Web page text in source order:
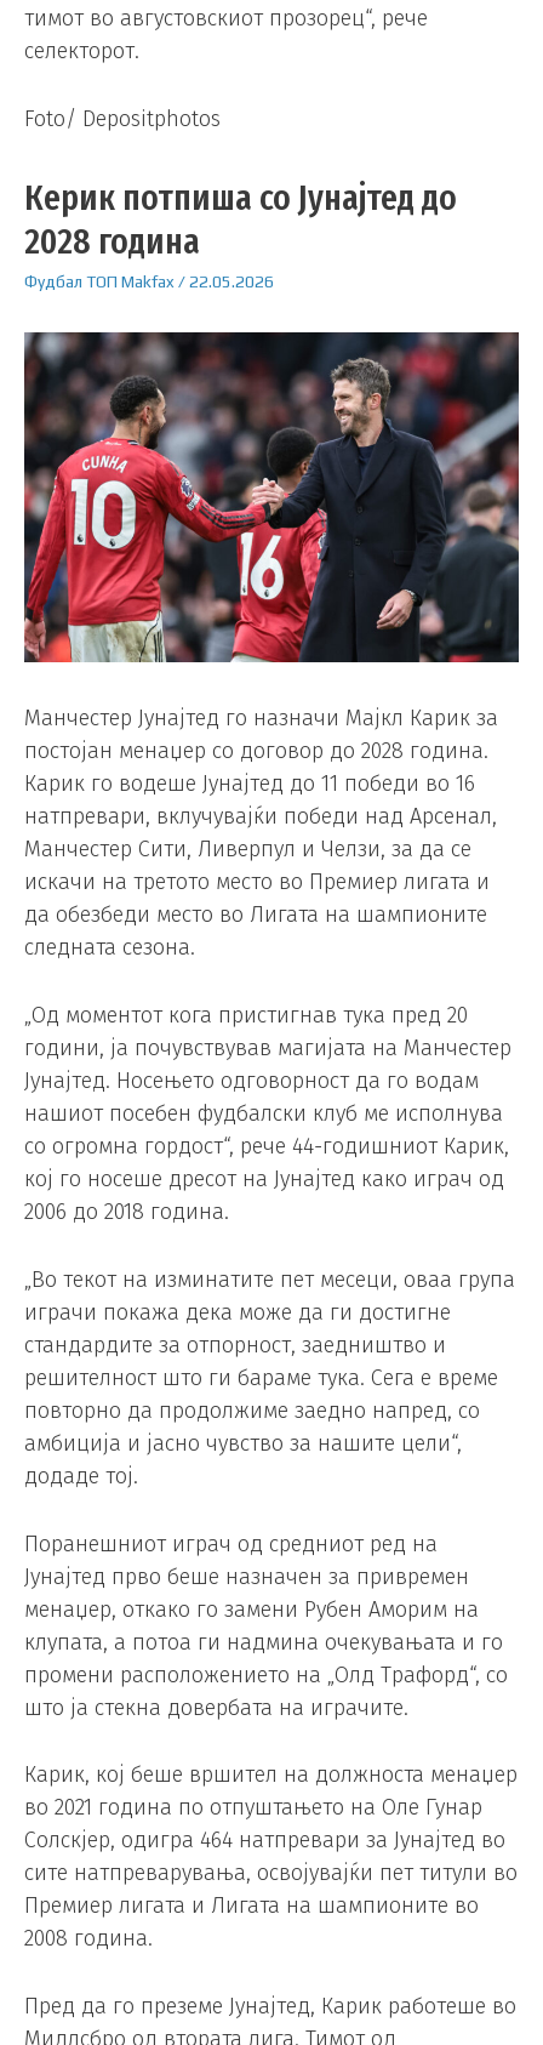
тимот во августовскиот прозорец“, рече
селекторот.
Foto/ Depositphotos
Керик потпиша со Јунајтед до
2028 година
Фудбал ТОП Makfax /22.05.2026
Манчестер Јунајтед го назначи Мајкл Карик за
постојан менаџер со договор до 2028 година.
Карик го водеше Јунајтед до 11 победи во 16
натпревари, вклучувајќи победи над Арсенал,
Манчестер Сити, Ливерпул и Челзи, за да се
искачи на третото место во Премиер лигата и
да обезбеди место во Лигата на шампионите
следната сезона.
„Од моментот кога пристигнав тука пред 20
години, ја почувствував магијата на Манчестер
Јунајтед. Носењето одговорност да го водам
нашиот посебен фудбалски клуб ме исполнува
со огромна гордост“, рече 44-годишниот Карик,
кој го носеше дресот на Јунајтед како играч од
2006 до 2018 година.
„Во текот на изминатите пет месеци, оваа група
играчи покажа дека може да ги достигне
стандардите за отпорност, заедништво и
решителност што ги бараме тука. Сега е време
повторно да продолжиме заедно напред, со
амбиција и јасно чувство за нашите цели“,
додаде тој.
Поранешниот играч од средниот ред на
Јунајтед прво беше назначен за привремен
менаџер, откако го замени Рубен Аморим на
клупата, а потоа ги надмина очекувањата и го
промени расположението на „Олд Трафорд“, со
што ја стекна довербата на играчите.
Карик, кој беше вршител на должноста менаџер
во 2021 година по отпуштањето на Оле Гунар
Солскјер, одигра 464 натпревари за Јунајтед во
сите натпреварувања, освојувајќи пет титули во
Премиер лигата и Лигата на шампионите во
2008 година.
Пред да го преземе Јунајтед, Карик работеше во
Мидлсбро од втората лига. Тимот од